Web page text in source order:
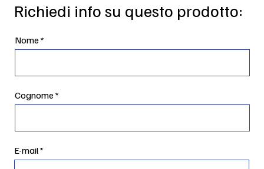
Richiedi info su questo prodotto:
Nome
Cognome
E-mail